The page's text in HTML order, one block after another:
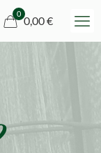
0
0,00 €